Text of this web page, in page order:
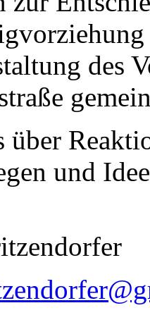
des
über
und